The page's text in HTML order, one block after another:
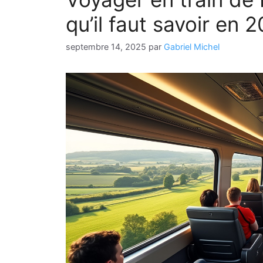
qu’il faut savoir en
septembre 14, 2025 par Gabriel Michel